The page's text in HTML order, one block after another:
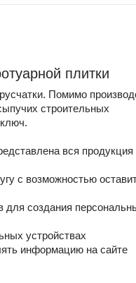
плитки
Помимо
строительных
вся продукция
с возможностью
для создания
устройствах
информацию на сайте